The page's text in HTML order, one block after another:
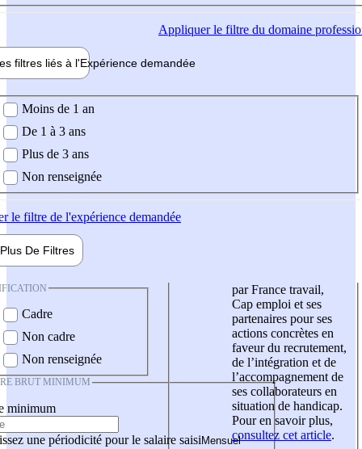
Appliquerle filtre du domaine
filtres liés à l'Expérience demandée
demandée
Moins de 1 an
De 1 à 3 ans
Plus de 3 ans
Non renseignée
le filtre de l'expérience demandée
Plus De Filtres
Cadre
Non cadre
Non renseignée
BRUT MINIMUM
minimum
une périodicité pour le salaire saisi
par France travail,
Cap emploi et ses
partenaires pour ses
actions concrètes en
faveur du recrutement,
de l’intégration et de
l’accompagnement de
ses collaborateurs en
situation de handicap.
Pour en savoir plus,
consultez cet article.